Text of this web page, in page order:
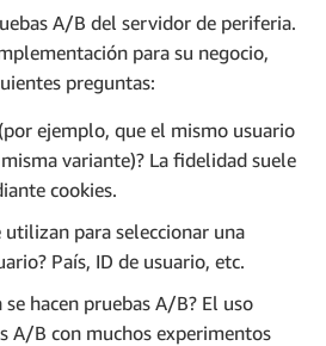
A/B del servidor de periferia.
para su negocio,
preguntas:
ejemplo, que el mismo usuario
variante)? La fidelidad suele
cookies.
utilizan para seleccionar una
País, ID de usuario, etc.
se hacen pruebas A/B? El uso
A/B con muchos experimentos